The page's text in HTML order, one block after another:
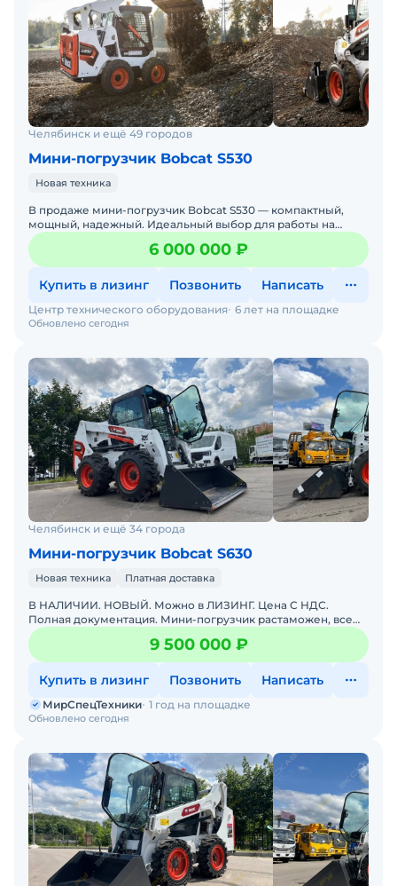
Челябинск и ещё 49 городов
Мини-погрузчик Bobcat S530
Новая техника
В продаже мини-погрузчик Bobcat S530 — компактный,
мощный, надежный. Идеальный выбор для работы на
стройке, в коммунальном хозяйстве, на складах и фермах.
Бобке
6 000 000 ₽
Купить в лизинг Позвонить Написать
Обновлено сегодня
Центр технического оборудования 6 лет на площадке
Челябинск и ещё 34 города
Мини-погрузчик Bobcat S630
Новая техника Платная доставка
В НАЛИЧИИ. НОВЫЙ. Можно в ЛИЗИНГ. Цена С НДС.
Полная документация. Мини-погрузчик растаможен, все
документы готовы. Доставка до базы или объекта. ООО
"МирСпецТе
9 500 000 ₽
Купить в лизинг Позвонить Написать
Обновлено сегодня
МирСпецТехники 1 год на площадке